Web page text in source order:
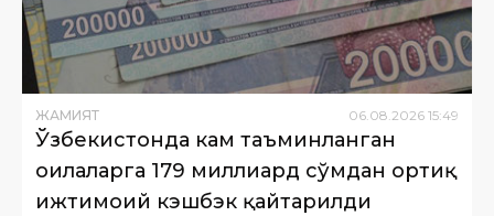
ЖАМИЯТ 06.08.2026 15:49
Ўзбекистонда кам таъминланган
оилаларга 179 миллиард сўмдан ортиқ
ижтимоий кэшбэк қайтарилди